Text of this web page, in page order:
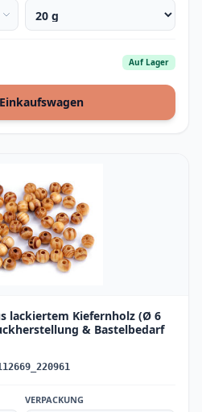
Auf Lager
lackiertem Kiefernholz (Ø 6
& Bastelbedarf
VERPACKUNG